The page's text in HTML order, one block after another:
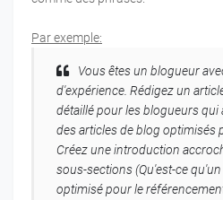
Par exemple:
Vous êtes un blogueur
d'expérience. Rédigez un
détaillé pour les blogueurs qui
des articles de blog optimisés
Créez une introduction
sous-sections (Qu'est-ce
optimisé pour le